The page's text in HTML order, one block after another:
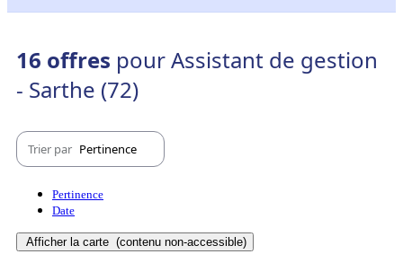
16 offres pour Assistant de gestion
- Sarthe (72)
Trier par Pertinence
Pertinence
Date
Afficher la carte (contenu non-accessible)